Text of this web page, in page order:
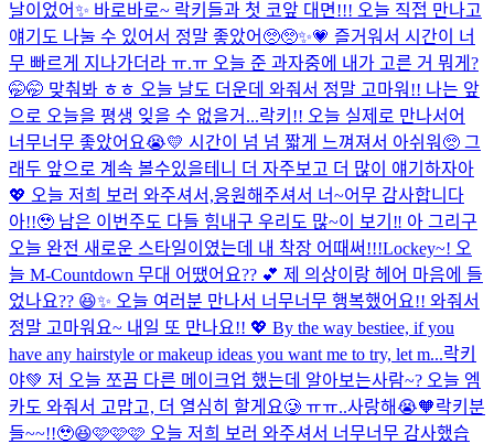
날이었어✨ 바로바로~ 락키들과 첫 코앞 대면!!! 오늘 직접 만나고
얘기도 나눌 수 있어서 정말 좋았어🥺🥺✨💗 즐거워서 시간이 너
무 빠르게 지나가더라 ㅠ.ㅠ 오늘 준 과자중에 내가 고른 거 뭐게?
🤭🤭 맞춰봐 ㅎㅎ 오늘 날도 더운데 와줘서 정말 고마워!! 나는 앞
으로 오늘을 평생 잊을 수 없을거...락키!! 오늘 실제로 만나서어
너무너무 좋았어요😭💛 시간이 넘 넘 짧게 느껴져서 아쉬워🥺 그
래두 앞으로 계속 볼수있을테니 더 자주보고 더 많이 얘기하자아
💖 오늘 저희 보러 와주셔서,응원해주셔서 너~어무 감사합니다
아!!🥹 남은 이번주도 다들 힘내구 우리도 많~이 보기‼️ 아 그리구
오늘 완전 새로운 스타일이였는데 내 착장 어때써!!!Lockey~! 오
늘 M-Countdown 무대 어땠어요?? 💕 제 의상이랑 헤어 마음에 들
었나요?? 😆✨ 오늘 여러분 만나서 너무너무 행복했어요!! 와줘서
정말 고마워요~ 내일 또 만나요!! 💖 By the way bestiee, if you
have any hairstyle or makeup ideas you want me to try, let m...락키
야💚 저 오늘 쪼끔 다른 메이크업 했는데 알아보는사람~? 오늘 엠
카도 와줘서 고맙고, 더 열심히 할게요🥲 ㅠㅠ..사랑해😭🧡락키분
들~~!!🥹😆🩷🩷🩷 오늘 저희 보러 와주셔서 너무너무 감사했습